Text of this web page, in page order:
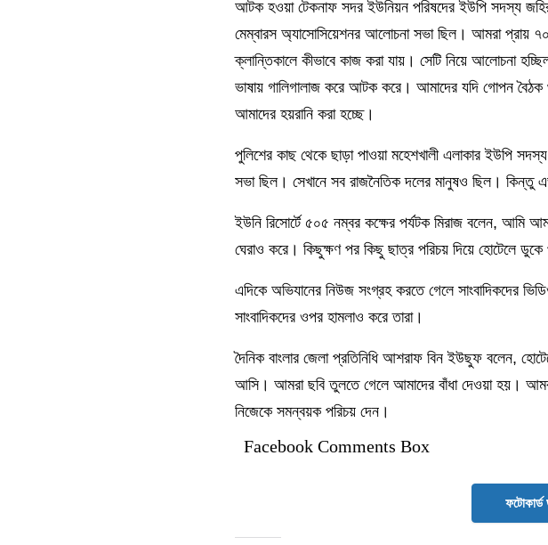
আটক হওয়া টেকনাফ সদর ইউনিয়ন পরিষদের ইউপি সদস্য
মেম্বারস অ্যাসোসিয়েশনর আলোচনা সভা ছিল। আমরা প্রায়
ক্লান্তিকালে কীভাবে কাজ করা যায়। সেটি নিয়ে আলোচনা
ভাষায় গালিগালাজ করে আটক করে। আমাদের যদি গোপন
আমাদের হয়রানি করা হচ্ছে।
পুলিশের কাছ থেকে ছাড়া পাওয়া মহেশখালী এলাকার ইউপি
সভা ছিল। সেখানে সব রাজনৈতিক দলের মানুষও ছিল। কিন্তু
ইউনি রিসোর্টে ৫০৫ নম্বর কক্ষের পর্যটক মিরাজ বলেন, আমি
ঘেরাও করে। কিছুক্ষণ পর কিছু ছাত্র পরিচয় দিয়ে হোটেলে
এদিকে অভিযানের নিউজ সংগ্রহ করতে গেলে সাংবাদিকদের
সাংবাদিকদের ওপর হামলাও করে তারা।
দৈনিক বাংলার জেলা প্রতিনিধি আশরাফ বিন ইউছুফ বলেন,
আসি। আমরা ছবি তুলতে গেলে আমাদের বাঁধা দেওয়া হয়।
নিজেকে সমন্বয়ক পরিচয় দেন।
Facebook Comments Box